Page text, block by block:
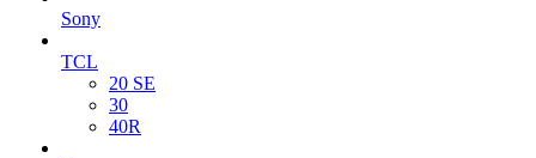
Sony
TCL
20 SE
30
40R